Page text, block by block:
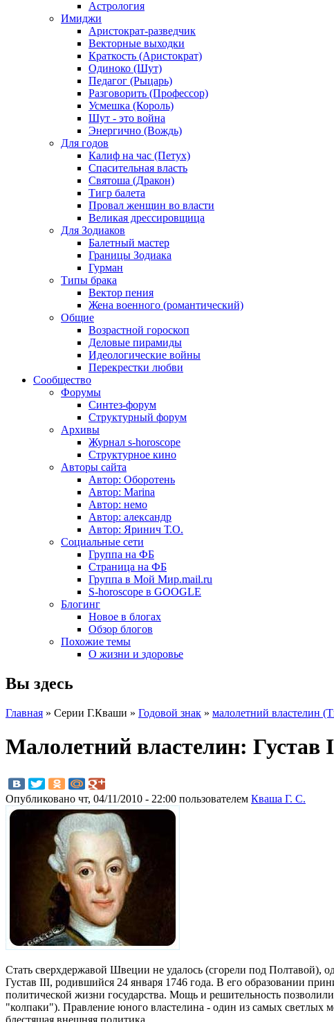
Астрология
Имиджи
Аристократ-разведчик
Векторные выходки
Краткость (Аристократ)
Одиноко (Шут)
Педагог (Рыцарь)
Разговорить (Профессор)
Усмешка (Король)
Шут - это война
Энергично (Вождь)
Для годов
Калиф на час (Петух)
Спасительная власть
Святоша (Дракон)
Тигр балета
Провал женщин во власти
Великая дрессировщица
Для Зодиаков
Балетный мастер
Границы Зодиака
Гурман
Типы брака
Вектор пения
Жена военного (романтический)
Общие
Возрастной гороскоп
Деловые пирамиды
Идеологические войны
Перекрестки любви
Сообщество
Форумы
Синтез-форум
Структурный форум
Архивы
Журнал s-horoscope
Структурное кино
Авторы сайта
Автор: Оборотень
Автор: Marina
Автор: немo
Автор: александр
Автор: Яринич Т.О.
Социальные сети
Группа на ФБ
Страница на ФБ
Группа в Мой Мир.mail.ru
S-horoscope в GOOGLE
Блогинг
Новое в блогах
Обзор блогов
Похожие темы
О жизни и здоровье
Вы здесь
Главная » Серии Г.Кваши » Годовой знак » малолетний властелин
Малолетний властелин: Густав
Опубликовано чт, 04/11/2010 - 22:00 пользователем Кваша Г. С.
Стать сверхдержавой Швеции не удалось (сгорели под Полтавой),
Густав III, родившийся 24 января 1746 года. В его образовании
политической жизни государства. Мощь и решительность
"колпаки"). Правление юного властелина - один из самых светлых
блестящая внешняя политика.